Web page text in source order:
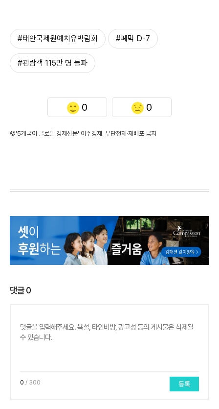
#태안국제원예치유박람회 #폐막 D-7
#관람객 115만 명 돌파
0 0
©'5개국어 글로벌 경제신문' 아주경제. 무단전재·재배포 금지
댓글0
0 / 300 등록